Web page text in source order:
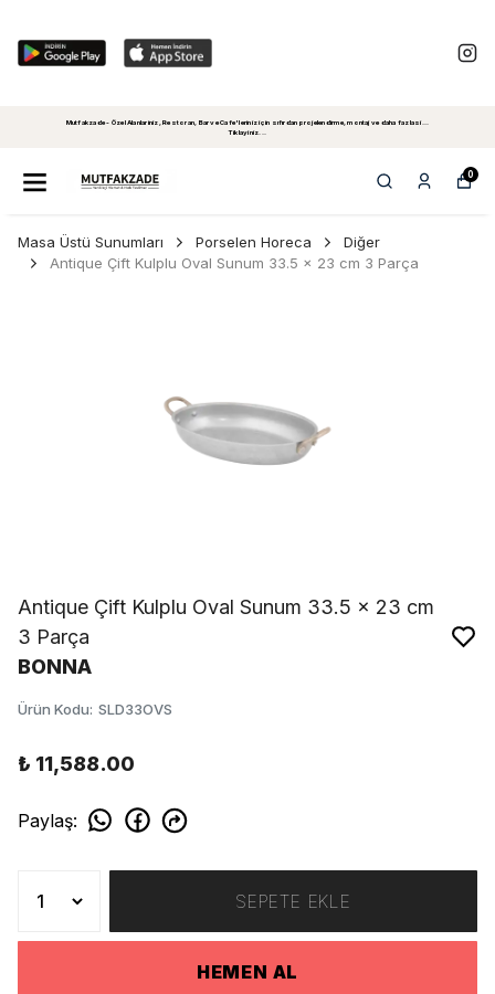
Mutfakzade - Özel Alanlariniz, Restoran, Bar ve Cafe'leriniz için sıfırdan projelendirme, montaj ve daha fazlasi...
Tiklayiniz...
0
Masa Üstü Sunumları Porselen Horeca
Diğer
Antique Çift Kulplu Oval Sunum 33.5 x 23 cm 3 Parça
Antique Çift Kulplu Oval Sunum 33.5 x 23 cm
3 Parça
BONNA
Ürün Kodu: SLD33OVS
₺ 11,588.00
Paylaş:
SEPETE EKLE
HEMEN AL